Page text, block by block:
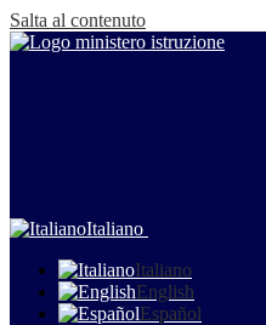
Salta al contenuto
Italiano
Italiano
English
Español